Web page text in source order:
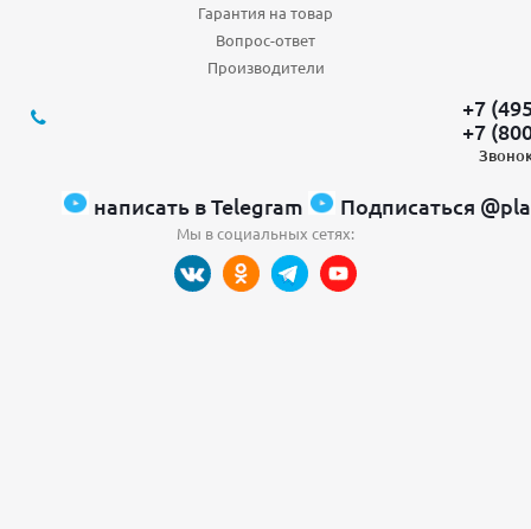
Гарантия на товар
Вопрос-ответ
Производители
+7
+7
написать в Telegram Подписаться
Мы в социальных сетях: